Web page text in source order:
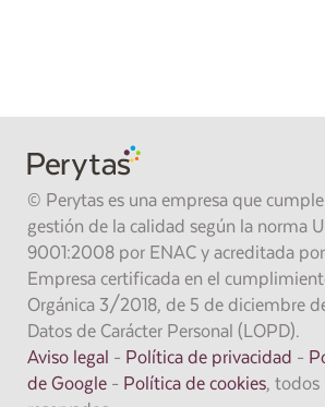
© Perytas es una empresa que
gestión de la calidad según la norma
9001:2008 por ENAC y acreditada
Empresa certificada en el
Orgánica 3/2018, de 5 de diciembre
Datos de Carácter Personal (LOPD).
Aviso legal - Política de privacidad -
de Google- Política de cookies, todos